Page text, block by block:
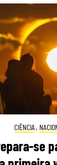
CIÊNCIA ,
se